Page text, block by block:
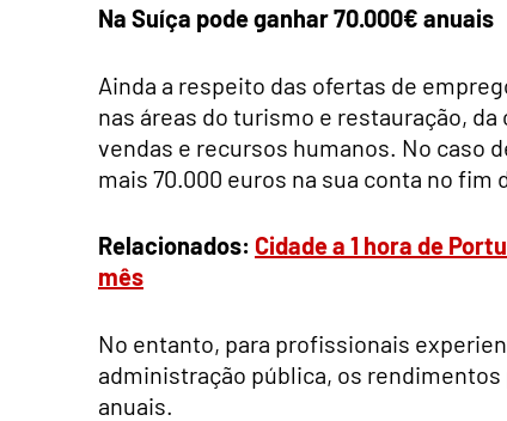
Na Suíça pode ganhar 70.000€ anuais
Ainda a respeito das ofertas de
nas áreas do turismo e restauração,
vendas e recursos humanos. No caso
mais 70.000 euros na sua conta no fim
Relacionados: Cidade a 1 hora de
mês
No entanto, para profissionais
administração pública, os rendimentos
anuais.